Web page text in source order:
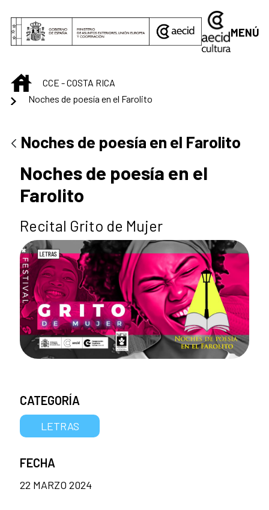
MENÚ
INICIO
CCE - COSTA RICA
Noches de poesía en el Farolito
Noches de poesía en el Farolito
Noches de poesía en el
Farolito
Recital Grito de Mujer
CATEGORÍA
LETRAS
FECHA
22 MARZO 2024